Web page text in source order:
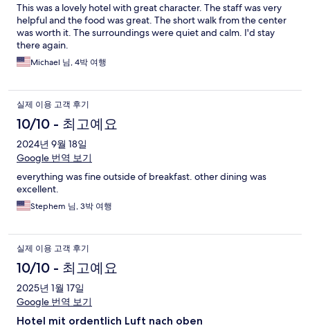
This was a lovely hotel with great character. The staff was very
helpful and the food was great. The short walk from the center
was worth it. The surroundings were quiet and calm. I'd stay
there again.
Michael 님, 4박 여행
실제 이용 고객 후기
10/10 - 최고예요
2024년 9월 18일
Google 번역 보기
everything was fine outside of breakfast. other dining was
excellent.
Stephem 님, 3박 여행
실제 이용 고객 후기
10/10 - 최고예요
2025년 1월 17일
Google 번역 보기
Hotel mit ordentlich Luft nach oben